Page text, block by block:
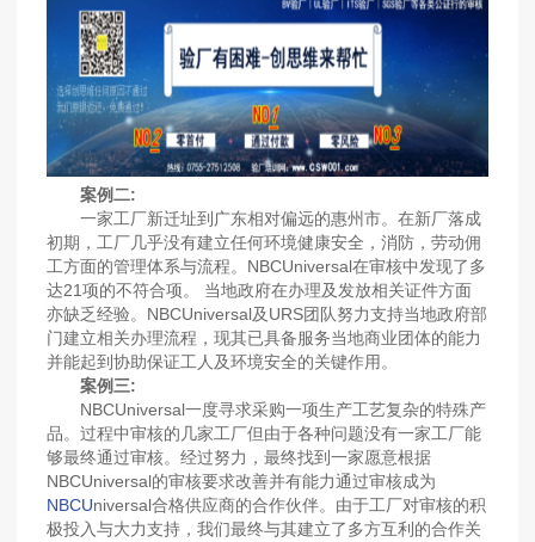
案例二:
一家工厂新迁址到广东相对偏远的惠州市。在新厂落成
初期，工厂几乎没有建立任何环境健康安全，消防，劳动佣
工方面的管理体系与流程。 NBCUniversal在审核中发现了多
达21项的不符合项。 当地政府在办理及发放相关证件方面
亦缺乏经验。 NBCUniversal及URS团队努力支持当地政府部
门建立相关办理流程，现其已具备服务当地商业团体的能力
并能起到协助保证工人及环境安全的关键作用。
案例三:
NBCUniversal一度寻求采购一项生产工艺复杂的特殊产
品。过程中审核的几家工厂但由于各种问题没有一家工厂能
够最终通过审核。经过努力，最终找到一家愿意根据
NBCUniversal的审核要求改善并有能力通过审核成为
NBCUniversal合格供应商的合作伙伴。 由于工厂对审核的积
极投入与大力支持，我们最终与其建立了多方互利的合作关